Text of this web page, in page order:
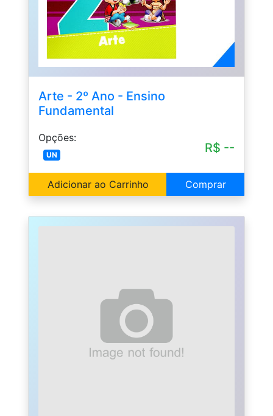
Arte - 2º Ano - Ensino
Fundamental
Opções:
UN R$ --
Adicionar ao Carrinho Comprar